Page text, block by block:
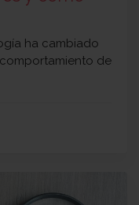
ha cambiado
de